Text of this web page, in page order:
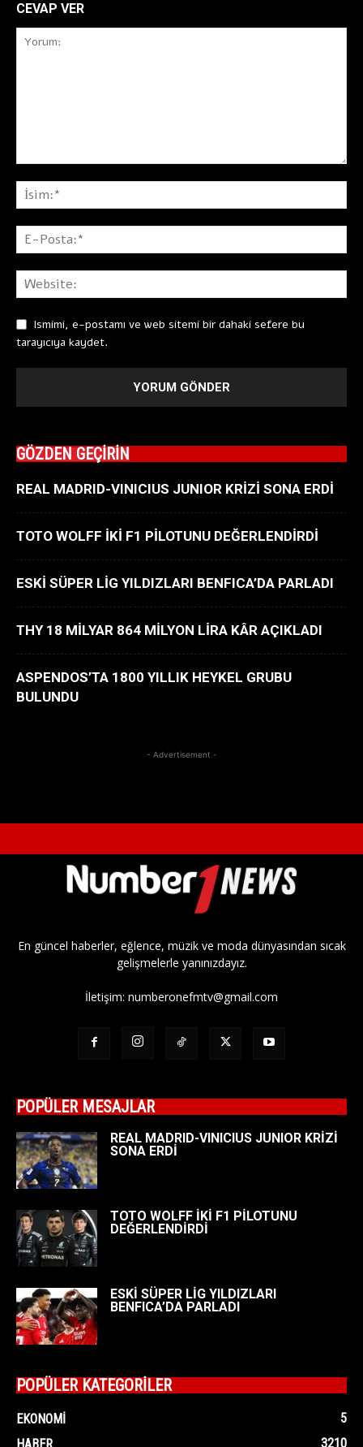
CEVAP VER
Ismimi, e-postamı ve web sitemi bir dahaki sefere bu
tarayıcıya kaydet.
GÖZDEN GEÇİRİN
REAL MADRID-VINICIUS JUNIOR KRİZİ SONA ERDİ
TOTO WOLFF İKİ F1 PİLOTUNU DEĞERLENDİRDİ
ESKİ SÜPER LİG YILDIZLARI BENFICA’DA PARLADI
THY 18 MİLYAR 864 MİLYON LİRA KÂR AÇIKLADI
ASPENDOS’TA 1800 YILLIK HEYKEL GRUBU
BULUNDU
- Advertisement -
En güncel haberler, eğlence, müzik ve moda dünyasından sıcak
gelişmelerle yanınızdayız.
İletişim: numberonefmtv@gmail.com
POPÜLER MESAJLAR
REAL MADRID-VINICIUS JUNIOR KRİZİ
SONA ERDİ
TOTO WOLFF İKİ F1 PİLOTUNU
DEĞERLENDİRDİ
ESKİ SÜPER LİG YILDIZLARI
BENFICA’DA PARLADI
POPÜLER KATEGORİLER
EKONOMI
5
3210